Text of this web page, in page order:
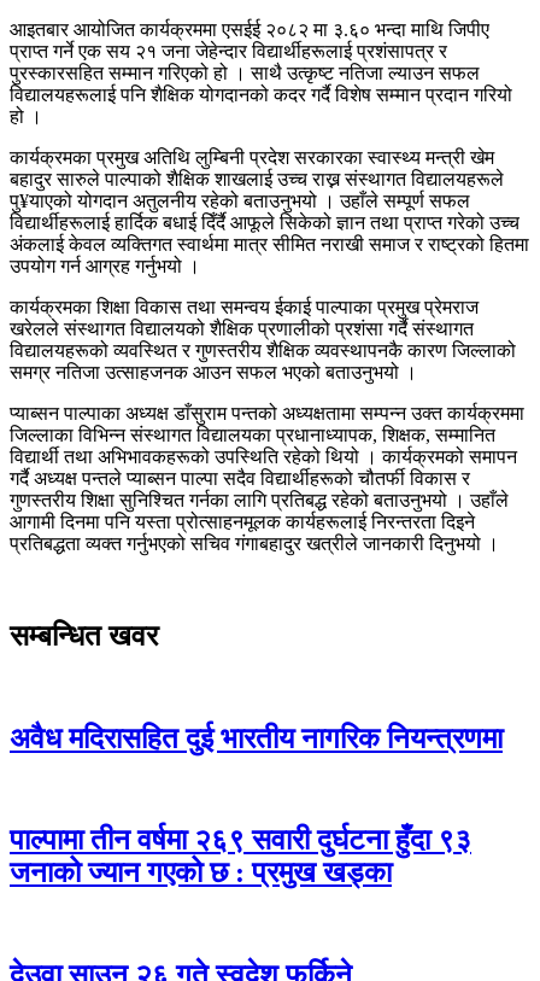
आइतबार आयोजित कार्यक्रममा एसईई २०८२ मा ३.६० भन्दा माथि जिपीए
प्राप्त गर्ने एक सय २१ जना जेहेन्दार विद्यार्थीहरूलाई प्रशंसापत्र र
पुरस्कारसहित सम्मान गरिएको हो । साथै उत्कृष्ट नतिजा ल्याउन सफल
विद्यालयहरूलाई पनि शैक्षिक योगदानको कदर गर्दै विशेष सम्मान प्रदान गरियो
हो ।
कार्यक्रमका प्रमुख अतिथि लुम्बिनी प्रदेश सरकारका स्वास्थ्य मन्त्री खेम
बहादुर सारुले पाल्पाको शैक्षिक शाखलाई उच्च राख्न संस्थागत विद्यालयहरूले
पु¥याएको योगदान अतुलनीय रहेको बताउनुभयो । उहाँले सम्पूर्ण सफल
विद्यार्थीहरूलाई हार्दिक बधाई दिँर्दै आफूले सिकेको ज्ञान तथा प्राप्त गरेको उच्च
अंकलाई केवल व्यक्तिगत स्वार्थमा मात्र सीमित नराखी समाज र राष्ट्रको हितमा
उपयोग गर्न आग्रह गर्नुभयो ।
कार्यक्रमका शिक्षा विकास तथा समन्वय ईकाई पाल्पाका प्रमुख प्रेमराज
खरेलले संस्थागत विद्यालयको शैक्षिक प्रणालीको प्रशंसा गर्दै संस्थागत
विद्यालयहरूको व्यवस्थित र गुणस्तरीय शैक्षिक व्यवस्थापनकै कारण जिल्लाको
समग्र नतिजा उत्साहजनक आउन सफल भएको बताउनुभयो ।
प्याब्सन पाल्पाका अध्यक्ष डाँसुराम पन्तको अध्यक्षतामा सम्पन्न उक्त कार्यक्रममा
जिल्लाका विभिन्न संस्थागत विद्यालयका प्रधानाध्यापक, शिक्षक, सम्मानित
विद्यार्थी तथा अभिभावकहरूको उपस्थिति रहेको थियो । कार्यक्रमको समापन
गर्दै अध्यक्ष पन्तले प्याब्सन पाल्पा सदैव विद्यार्थीहरूको चौतर्फी विकास र
गुणस्तरीय शिक्षा सुनिश्चित गर्नका लागि प्रतिबद्ध रहेको बताउनुभयो । उहाँले
आगामी दिनमा पनि यस्ता प्रोत्साहनमूलक कार्यहरूलाई निरन्तरता दिइने
प्रतिबद्धता व्यक्त गर्नुभएको सचिव गंगाबहादुर खत्रीले जानकारी दिनुभयो ।
सम्बन्धित खवर
अवैध मदिरासहित दुई भारतीय नागरिक नियन्त्रणमा
पाल्पामा तीन वर्षमा २६९ सवारी दुर्घटना हुँदा ९३
जनाको ज्यान गएको छ : प्रमुख खड्का